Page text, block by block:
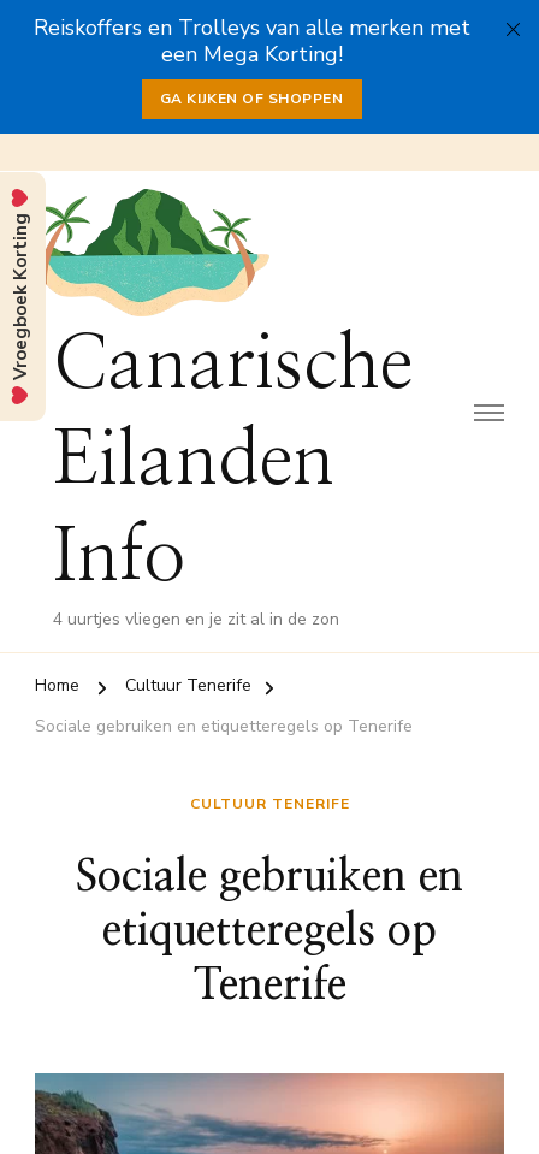
Reiskoffers en Trolleys van alle merken met
een Mega Korting!
GA KIJKEN OF SHOPPEN
Canarische
Eilanden
Info
4 uurtjes vliegen en je zit al in de zon
Home
Cultuur Tenerife
Sociale gebruiken en etiquetteregels op Tenerife
CULTUUR TENERIFE
Sociale gebruiken en
etiquetteregels op
Tenerife
Vroegboek Korting